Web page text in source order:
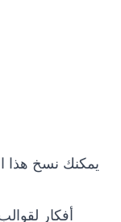
يمكنك نسخ هذا
أفكار